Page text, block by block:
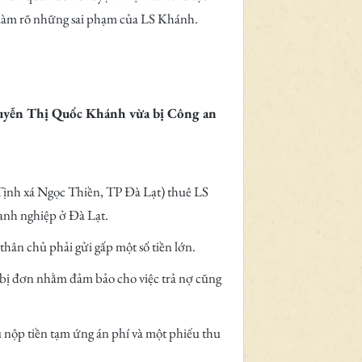
rõ những sai phạm của LS Khánh.
Thị Quốc Khánh vừa bị Công an
xá Ngọc Thiền, TP Đà Lạt) thuê LS
nghiệp ở Đà Lạt.
chủ phải gửi gấp một số tiền lớn.
đơn nhằm đảm bảo cho việc trả nợ cũng
tiền tạm ứng án phí và một phiếu thu